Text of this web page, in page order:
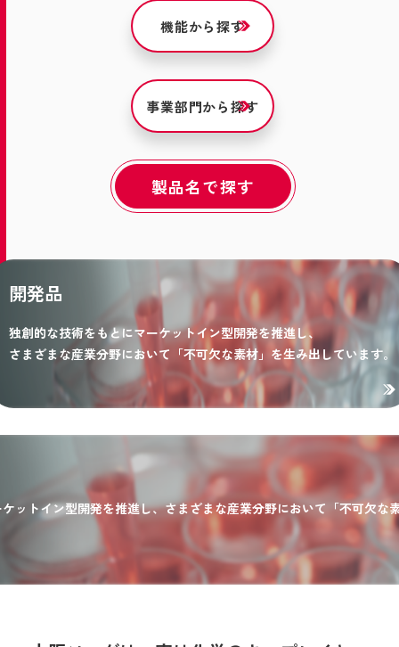
機能から探す
事業部門から探す
製品名で探す
開発品
独創的な技術をもとにマーケットイン型開発を推進し、
さまざまな産業分野において「不可欠な素材」を生み出しています。
ットイン型開発を推進し、さまざまな産業分野において「不可欠な